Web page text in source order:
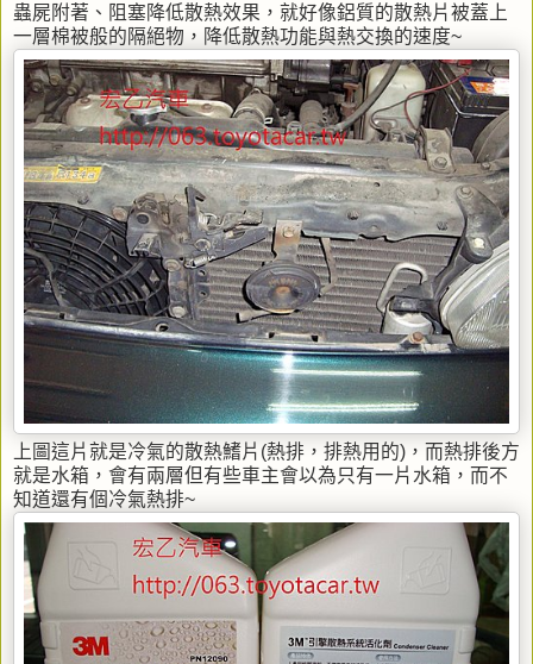
蟲屍附著、阻塞降低散熱效果，就好像鋁質的散熱片被蓋上
一層棉被般的隔絕物，降低散熱功能與熱交換的速度~
上圖這片就是冷氣的散熱鰭片(熱排，排熱用的)，而熱排後方
就是水箱，會有兩層但有些車主會以為只有一片水箱，而不
知道還有個冷氣熱排~